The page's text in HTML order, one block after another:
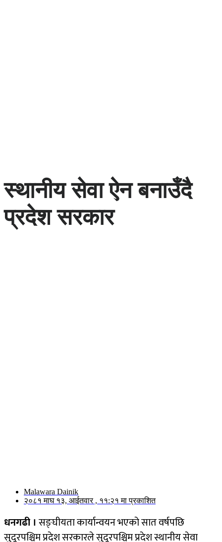
स्थानीय सेवा ऐन बनाउँदै
प्रदेश सरकार
Malawara Dainik
२०८१ माघ १३, आईतवार , ११:२१ मा प्रकाशित
धनगढी । सङ्घीयता कार्यान्वयन भएको सात वर्षपछि
सुदूरपश्चिम प्रदेश सरकारले सुदूरपश्चिम प्रदेश स्थानीय सेवा